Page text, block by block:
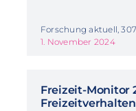
Forschung aktuell, 307
1. November 2024
Freizeit-Monitor